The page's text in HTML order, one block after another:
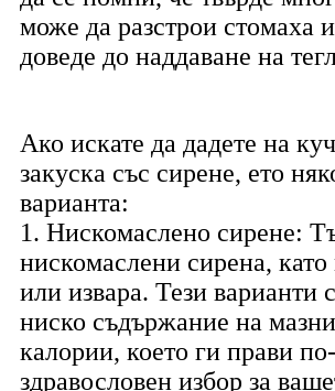
може да разстрои стомаха
доведе до наддаване на
Ако искате да дадете на
закуска със сирене, ето
варианта:
1. Нискомаслено сирене:
нискомаслени сирена,
или извара. Тези варианти
ниско съдържание на
калории, което ги прави по-
здравословен избор за